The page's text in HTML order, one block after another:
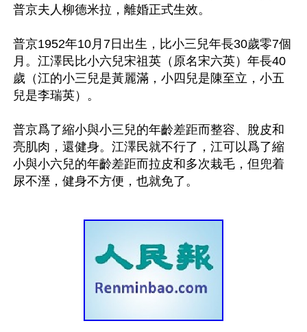
普京夫人柳德米拉，離婚正式生效。
普京1952年10月7日出生，比小三兒年長30歲零7個
月。江澤民比小六兒宋祖英（原名宋六英）年長40
歲（江的小三兒是黃麗滿，小四兒是陳至立，小五
兒是李瑞英）。
普京爲了縮小與小三兒的年齡差距而整容、脫皮和
亮肌肉，還健身。江澤民就不行了，江可以爲了縮
小與小六兒的年齡差距而拉皮和多次栽毛，但兜着